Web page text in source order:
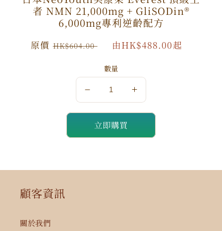
者 NMN 21,000mg + GliSODin®️
6,000mg專利逆齡配方
原
原價HK$604.00 由HK$488.00起
數量
量
減
少
量
加
立即購買
顧客資訊
關於我們